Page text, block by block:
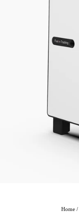
Home /